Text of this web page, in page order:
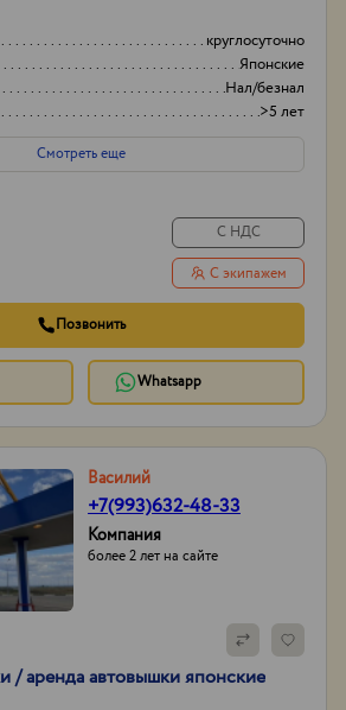
круглосуточно
Японские
Нал/безнал
>5 лет
Смотреть еще
С НДС
С экипажем
Позвонить
Whatsapp
Василий
+7(993)632-48-33
Компания
более 2 лет на сайте
/ аренда автовышки японские